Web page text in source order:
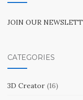
JOIN OUR
CATEGORIES
3D Creator (16)